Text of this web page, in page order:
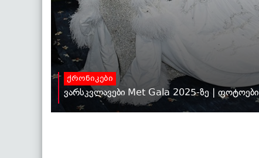
ქრონიკები
ვარსკვლავები Met Gala 2025-ზე | ფოტოები